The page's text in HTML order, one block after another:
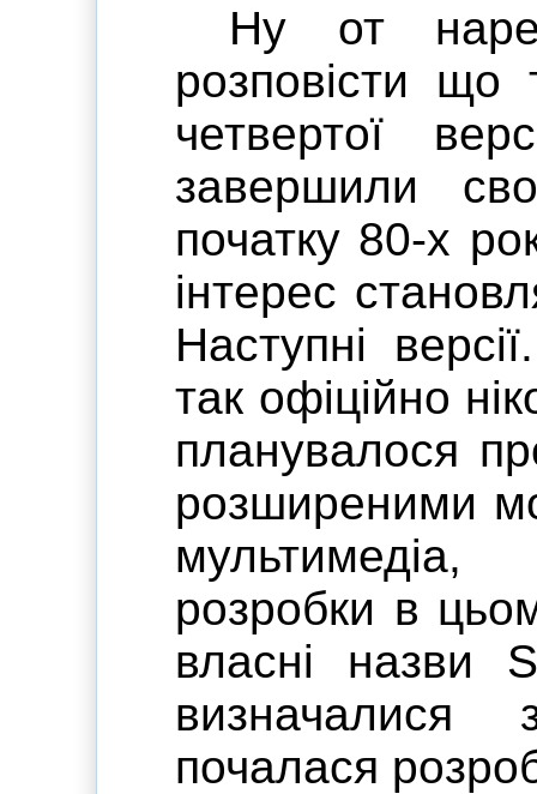
Ну от
розповісти що
четвертої
завершили
початку 80-х
інтерес
Наступні
так офіційно
планувалося
розширеними
розробки в
власні назви
почалася